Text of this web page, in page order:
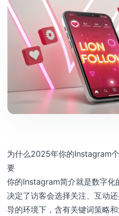
为什么2025年你的Instagram
要
你的Instagram简介就是数字
决定了访客会选择关注、互动
导的环境下，含有关键词策略